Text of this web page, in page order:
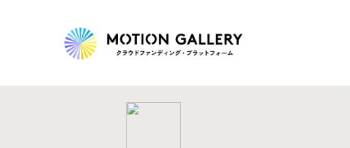
Highlight